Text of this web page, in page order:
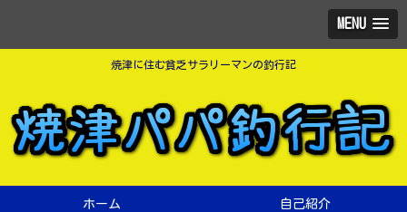
MENU
焼津に住む貧乏サラリーマンの釣行記
ホーム 自己紹介